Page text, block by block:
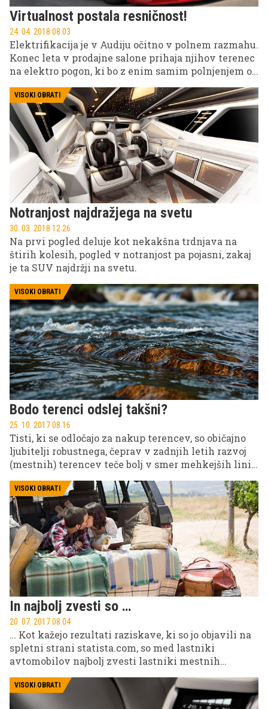
Virtualnost postala resničnost!
24. 04. 2018 08.03
Elektrifikacija je v Audiju očitno v polnem razmahu.
Konec leta v prodajne salone prihaja njihov terenec
na elektro pogon, ki bo z enim samim polnjenjem ob
VISOKI OBRATI
Notranjost najdražjega na svetu
30. 03. 2018 12.26
Na prvi pogled deluje kot nekakšna trdnjava na
štirih kolesih, pogled v notranjost pa pojasni, zakaj
je ta SUV najdržji na svetu.
VISOKI OBRATI
Bodo terenci odslej takšni?
25. 10. 2017 08.16
Tisti, ki se odločajo za nakup terencev, so običajno
ljubitelji robustnega, čeprav v zadnjih letih razvoj
(mestnih) terencev teče bolj v smer mehkejših linij
Se bo zdaj trend obrnil?
VISOKI OBRATI
In najbolj zvesti so …
20. 07. 2017 08.04
… Kot kažejo rezultati raziskave, ki so jo objavili na
spletni strani statista.com, so med lastniki
avtomobilov najbolj zvesti lastniki mestnih
terencev oziroma športnih terenskih vozil (SUV)
VISOKI OBRATI